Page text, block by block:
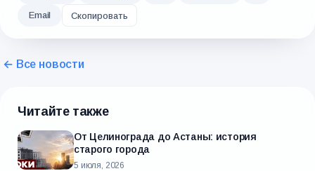
Email Скопировать
← Все новости
Читайте также
От Целинограда до Астаны: история
старого города
5 июля, 2026